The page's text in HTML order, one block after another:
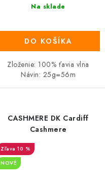
Na sklade
DO KOŠÍKA
Zloženie: 100% ťavia vlna
Návin: 25g=56m
CASHMERE DK Cardiff
Cashmere
10 %
NOVÉ